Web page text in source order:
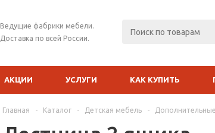
Ведущие фабрики мебели.
Доставка по всей России.
АКЦИИ УСЛУГИ КАК КУПИТЬ
Главная - Каталог - Детская мебель -